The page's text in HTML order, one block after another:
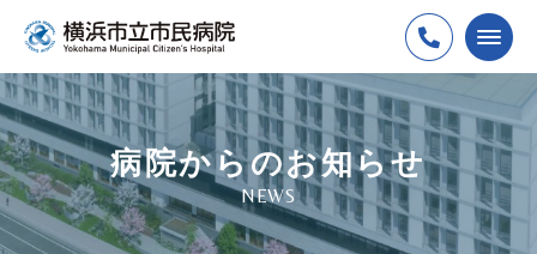
病院からのお知らせ
NEWS